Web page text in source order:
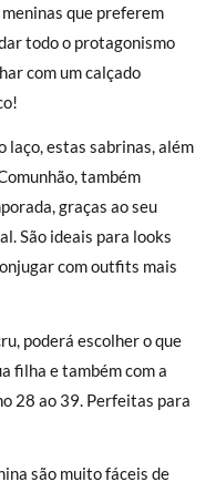
que preferem
todo o protagonismo
com um calçado
laço, estas sabrinas, além
também
graças ao seu
São ideais para looks
com outfits mais
poderá escolher o que
filha e também com a
28 ao 39. Perfeitas para
são muito fáceis de